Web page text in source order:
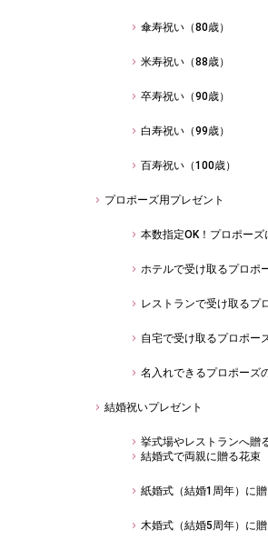
傘寿祝い（80歳）
米寿祝い（88歳）
卒寿祝い（90歳）
白寿祝い（99歳）
百寿祝い（100歳）
プロポーズ用プレゼント
本数指定OK！プロポー
ホテルで受け取るプロポ
レストランで受け取るプ
自宅で受け取るプロポー
名入れできるプロポーズ
結婚祝いプレゼント
挙式場やレストランへ贈
結婚式で両親に贈る花束
紙婚式（結婚1周年）に
木婚式（結婚5周年）に